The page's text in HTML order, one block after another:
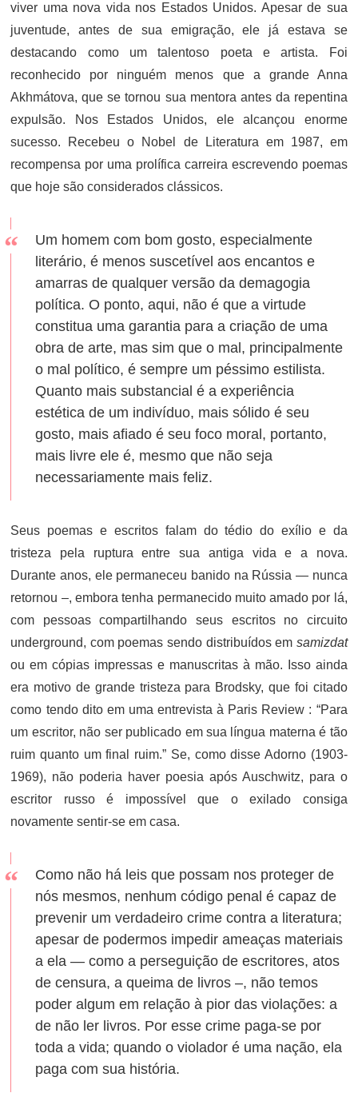
viver uma nova vida nos Estados Unidos. Apesar de sua
juventude, antes de sua emigração, ele já estava se
destacando como um talentoso poeta e artista. Foi
reconhecido por ninguém menos que a grande Anna
Akhmátova, que se tornou sua mentora antes da repentina
expulsão. Nos Estados Unidos, ele alcançou enorme
sucesso. Recebeu o Nobel de Literatura em 1987, em
recompensa por uma prolífica carreira escrevendo poemas
que hoje são considerados clássicos.
Um homem com bom gosto, especialmente
literário, é menos suscetível aos encantos e
amarras de qualquer versão da demagogia
política. O ponto, aqui, não é que a virtude
constitua uma garantia para a criação de uma
obra de arte, mas sim que o mal, principalmente
o mal político, é sempre um péssimo estilista.
Quanto mais substancial é a experiência
estética de um indivíduo, mais sólido é seu
gosto, mais afiado é seu foco moral, portanto,
mais livre ele é, mesmo que não seja
necessariamente mais feliz.
Seus poemas e escritos falam do tédio do exílio e da
tristeza pela ruptura entre sua antiga vida e a nova.
Durante anos, ele permaneceu banido na Rússia — nunca
retornou –, embora tenha permanecido muito amado por lá,
com pessoas compartilhando seus escritos no circuito
underground, com poemas sendo distribuídos em samizdat
ou em cópias impressas e manuscritas à mão. Isso ainda
era motivo de grande tristeza para Brodsky, que foi citado
como tendo dito em uma entrevista à Paris Review : “Para
um escritor, não ser publicado em sua língua materna é tão
ruim quanto um final ruim.” Se, como disse Adorno (1903-
1969), não poderia haver poesia após Auschwitz, para o
escritor russo é impossível que o exilado consiga
novamente sentir-se em casa.
Como não há leis que possam nos proteger de
nós mesmos, nenhum código penal é capaz de
prevenir um verdadeiro crime contra a literatura;
apesar de podermos impedir ameaças materiais
a ela — como a perseguição de escritores, atos
de censura, a queima de livros –, não temos
poder algum em relação à pior das violações: a
de não ler livros. Por esse crime paga-se por
toda a vida; quando o violador é uma nação, ela
paga com sua história.